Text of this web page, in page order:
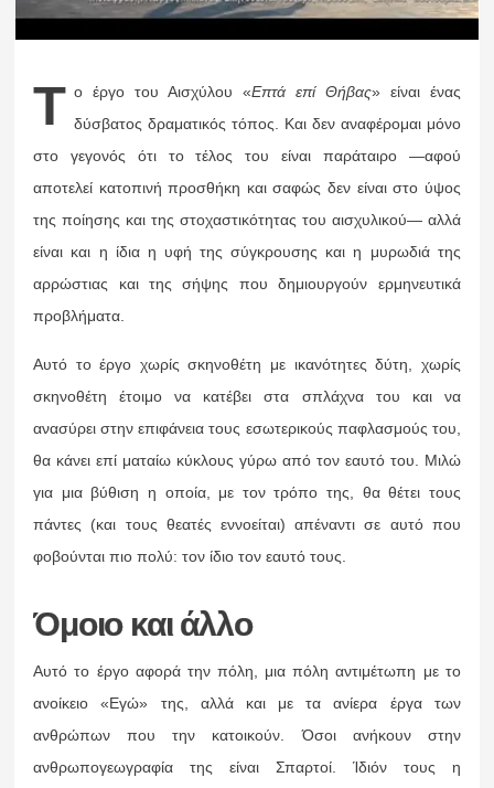
Τ ο έργο του Αισχύλου «Επτά επί Θήβας» είναι ένας
δύσβατος δραματικός τόπος. Και δεν αναφέρομαι μόνο
στο γεγονός ότι το τέλος του είναι παράταιρο —αφού
αποτελεί κατοπινή προσθήκη και σαφώς δεν είναι στο ύψος
της ποίησης και της στοχαστικότητας του αισχυλικού— αλλά
είναι και η ίδια η υφή της σύγκρουσης και η μυρωδιά της
αρρώστιας και της σήψης που δημιουργούν ερμηνευτικά
προβλήματα.
Αυτό το έργο χωρίς σκηνοθέτη με ικανότητες δύτη, χωρίς
σκηνοθέτη έτοιμο να κατέβει στα σπλάχνα του και να
ανασύρει στην επιφάνεια τους εσωτερικούς παφλασμούς του,
θα κάνει επί ματαίω κύκλους γύρω από τον εαυτό του. Μιλώ
για μια βύθιση η οποία, με τον τρόπο της, θα θέτει τους
πάντες (και τους θεατές εννοείται) απέναντι σε αυτό που
φοβούνται πιο πολύ: τον ίδιο τον εαυτό τους.
Όμοιο και άλλο
Αυτό το έργο αφορά την πόλη, μια πόλη αντιμέτωπη με το
ανοίκειο «Εγώ» της, αλλά και με τα ανίερα έργα των
ανθρώπων που την κατοικούν. Όσοι ανήκουν στην
ανθρωπογεωγραφία της είναι Σπαρτοί. Ίδιόν τους η